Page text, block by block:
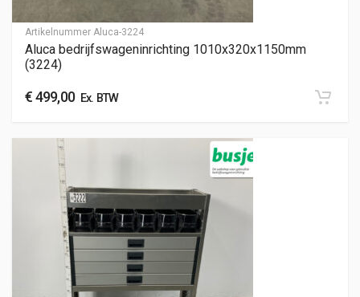
Artikelnummer Aluca-3224
Aluca bedrijfswageninrichting 1010x320x1150mm
(3224)
€499,00Ex. BTW